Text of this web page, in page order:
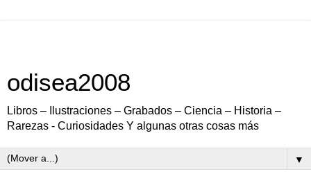
odisea2008
Libros – Ilustraciones – Grabados – Ciencia – Historia –
Rarezas - Curiosidades Y algunas otras cosas más
▼